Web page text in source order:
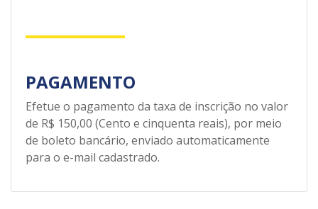
PAGAMENTO
Efetue o pagamento da taxa de inscrição no valor
de R$ 150,00 (Cento e cinquenta reais), por meio
de boleto bancário, enviado automaticamente
para o e-mail cadastrado.